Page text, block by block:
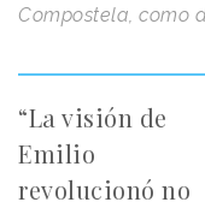
Compostela, como
“La visión de
Emilio
revolucionó no